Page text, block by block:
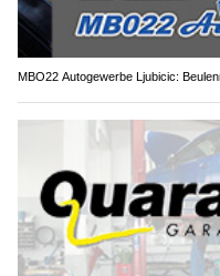
MBO22 Autogewerbe Ljubicic: